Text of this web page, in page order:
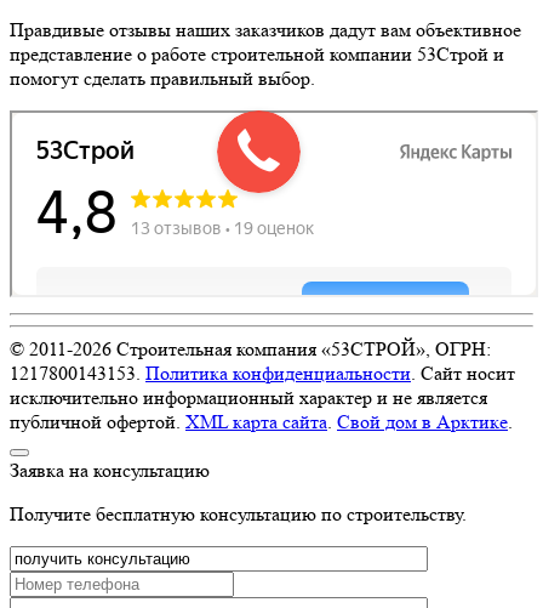
Правдивые отзывы наших заказчиков дадут вам объективное
представление о работе строительной компании 53Строй и
помогут сделать правильный выбор.
© 2011-2026 Строительная компания «53СТРОЙ», ОГРН:
1217800143153. Политика конфиденциальности. Сайт носит
исключительно информационный характер и не является
публичной офертой. XML карта сайта. Свой дом в Арктике.
Заявка на консультацию
Получите бесплатную консультацию по строительству.